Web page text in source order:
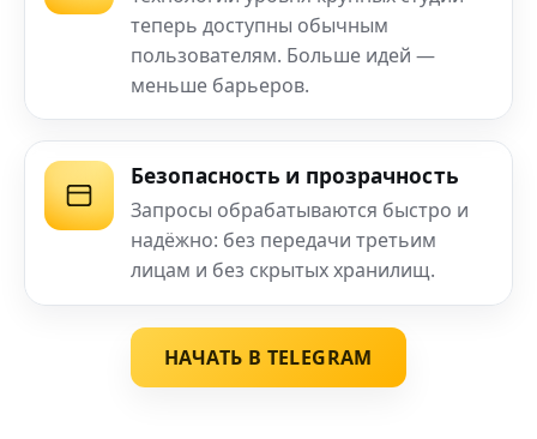
теперь доступны обычным
пользователям. Больше идей —
меньше барьеров.
Безопасность и прозрачность
Запросы обрабатываются быстро и
надёжно: без передачи третьим
лицам и без скрытых хранилищ.
НАЧАТЬ В TELEGRAM